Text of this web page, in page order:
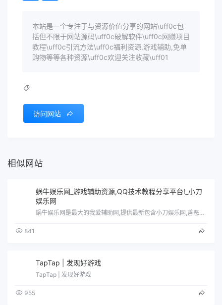
本站是一个专注于与资源价值分享的网站\uff0c包
括但不限于网站源码\uff0c破解软件\uff0c网赚项目
教程\uff0c引流方法\uff0c福利资源,游戏辅助,免单
购物等等各种资源\uff0c欢迎关注收藏\uff01
访问网站
相似网站
蜗牛娱乐网_游戏辅助资源,QQ技术教程分享平台!_小刀
娱乐网
蜗牛娱乐网是最大的我爱辅助网,提供最新包含小刀娱乐网,善恶资源网,影子的游戏辅助,原创技术教程,绿色破解工具软件等QQ技术分享平台!
841
TapTap | 发现好游戏
TapTap | 发现好游戏
955